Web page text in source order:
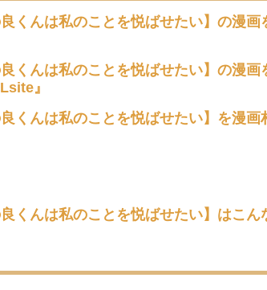
くんは私のことを悦ばせたい】の漫
くんは私のことを悦ばせたい】の漫
』
くんは私のことを悦ばせたい】を漫
くんは私のことを悦ばせたい】はこん